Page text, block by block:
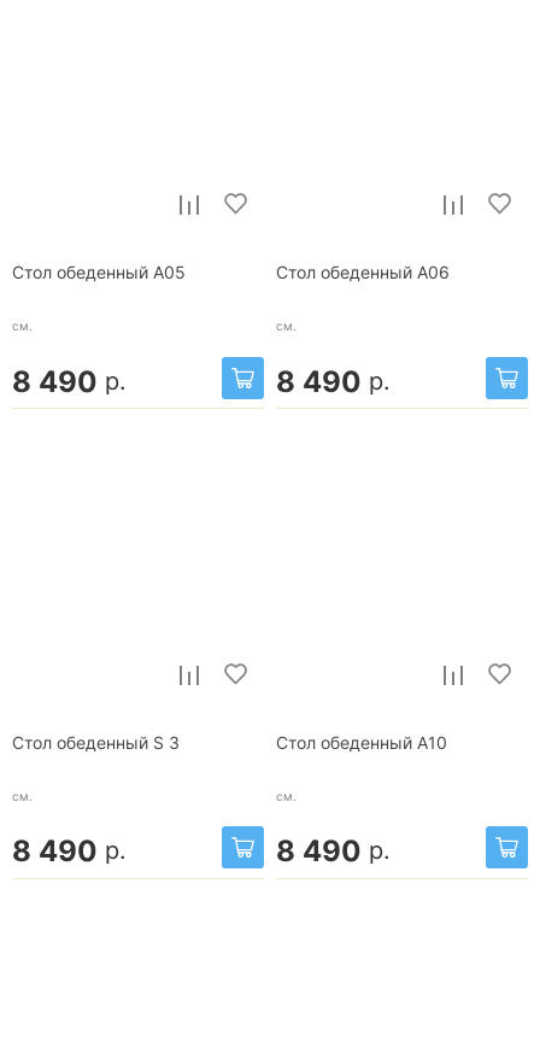
Стол обеденный A05
см.
8 490 р.
Стол обеденный A06
см.
8 490 р.
Стол обеденный S 3
см.
8 490 р.
Стол обеденный A10
см.
8 490 р.